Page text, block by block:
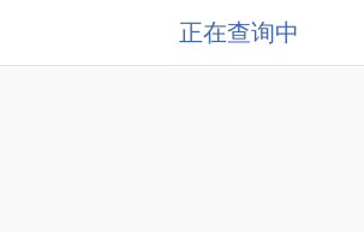
正在查询中